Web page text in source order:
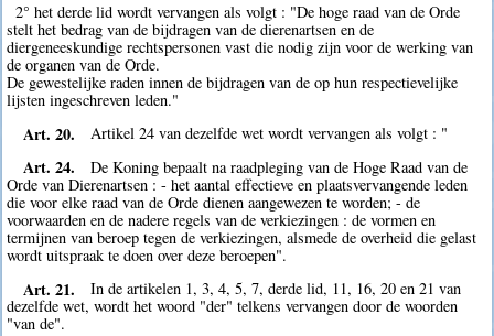
2° het derde lid wordt vervangen als volgt : "De hoge raad van de Orde
stelt het bedrag van de bijdragen van de dierenartsen en de
diergeneeskundige rechtspersonen vast die nodig zijn voor de werking van
de organen van de Orde.
De gewestelijke raden innen de bijdragen van de op hun respectievelijke
lijsten ingeschreven leden."
Art. 20. Artikel 24 van dezelfde wet wordt vervangen als volgt : "
Art. 24.
De Koning bepaalt na raadpleging van de Hoge Raad van de
Orde van Dierenartsen : - het aantal effectieve en plaatsvervangende leden
die voor elke raad van de Orde dienen aangewezen te worden; - de
voorwaarden en de nadere regels van de verkiezingen : de vormen en
termijnen van beroep tegen de verkiezingen, alsmede de overheid die gelast
wordt uitspraak te doen over deze beroepen".
Art. 21.
In de artikelen 1, 3, 4, 5, 7, derde lid, 11, 16, 20 en 21 van
dezelfde wet, wordt het woord "der" telkens vervangen door de woorden
"van de".